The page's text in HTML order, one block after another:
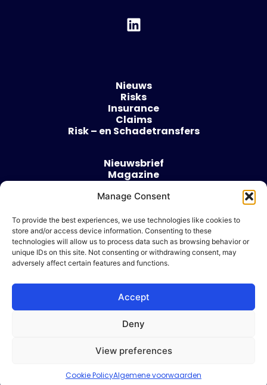
Manage Consent
To provide the best experiences, we use technologies like cookies to
store and/or access device information. Consenting to these
technologies will allow us to process data such as browsing behavior or
unique IDs on this site. Not consenting or withdrawing consent, may
adversely affect certain features and functions.
Accept
Deny
View preferences
Cookie PolicyAlgemene voorwaarden
Nieuws
Risks
Insurance
Claims
Risk – en Schadetransfers
Nieuwsbrief
Magazine
Over
Algemene voorwaarden
Cookie beleid
Ik wil adverteren
© 2026 Risk & Business
| Design & Development door